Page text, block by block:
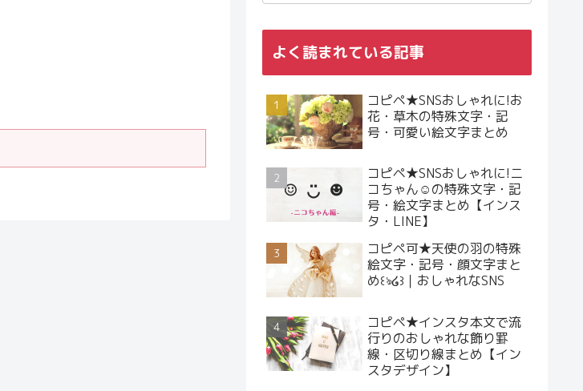
よく読まれている記事
コピペ★SNSおしゃれに!お
花・草木の特殊文字・記
号・可愛い絵文字まとめ
コピペ★SNSおしゃれに!ニ
コちゃん☺︎の特殊文字・記
号・絵文字まとめ【インス
タ・LINE】
コピペ可★天使の羽の特殊
絵文字・記号・顔文字まと
め꒰ঌ໒꒱｜おしゃれなSNS
コピペ★インスタ本文で流
行りのおしゃれな飾り罫
線・区切り線まとめ【イン
スタデザイン】